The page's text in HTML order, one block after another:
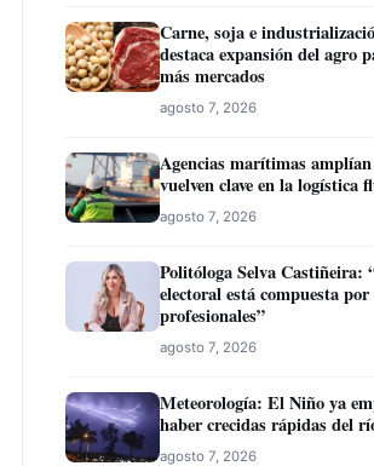
Carne, soja e
destaca expansión del agro
más mercados
agosto 7, 2026
Agencias marítimas
vuelven clave en la logística
agosto 7, 2026
Politóloga Selva Castiñeira:
electoral está compuesta
profesionales”
agosto 7, 2026
Meteorología: El Niño ya
haber crecidas rápidas del
agosto 7, 2026